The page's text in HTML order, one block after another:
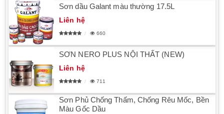
Sơn dầu Galant màu thường 17.5L
Liên hệ
660
SƠN NERO PLUS NỘI THẤT (NEW)
Liên hệ
711
Sơn Phủ Chống Thấm, Chống Rêu Mốc, Bền
Màu Gốc Dầu